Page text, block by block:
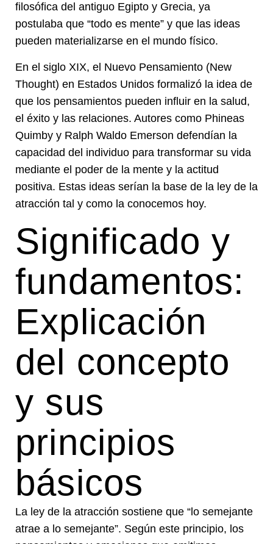
filosófica del antiguo Egipto y Grecia, ya
postulaba que “todo es mente” y que las ideas
pueden materializarse en el mundo físico.
En el siglo XIX, el Nuevo Pensamiento (New
Thought) en Estados Unidos formalizó la idea de
que los pensamientos pueden influir en la salud,
el éxito y las relaciones. Autores como Phineas
Quimby y Ralph Waldo Emerson defendían la
capacidad del individuo para transformar su vida
mediante el poder de la mente y la actitud
positiva. Estas ideas serían la base de la ley de la
atracción tal y como la conocemos hoy.
Significado y
fundamentos:
Explicación
del concepto
y sus
principios
básicos
La ley de la atracción sostiene que “lo semejante
atrae a lo semejante”. Según este principio, los